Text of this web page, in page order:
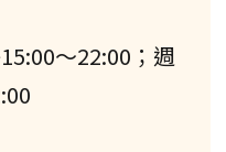
～22:00；週